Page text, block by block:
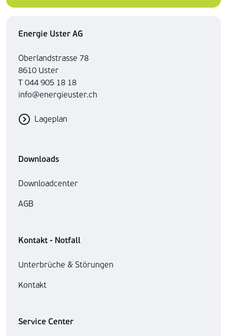
Energie Uster AG
Oberlandstrasse 78
8610 Uster
T 044 905 18 18
info@energieuster.ch
Lageplan
Downloads
Downloadcenter
AGB
Kontakt - Notfall
Unterbrüche & Störungen
Kontakt
Service Center